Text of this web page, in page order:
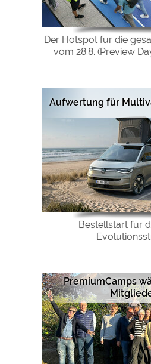
Der Hotspot für die
vom 28.8. (Preview
Aufwertung für
Bestellstart für
PremiumCamps